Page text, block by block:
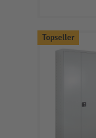
Topseller